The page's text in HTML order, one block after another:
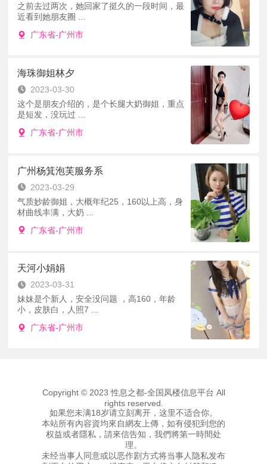
之前去过两次，她回家了挺久的一段时间，最
近看到她朋友圈 ...
广东省-广州市
海珠御姐林夕
2023-03-30
这个是朋友介绍的，是个长腿大奶御姐，重点
是短发，没玩过 ...
广东省-广州市
广州杨箕泡芙服务系
2023-03-29
气质妙龄御姐，大概年纪25，160以上高，身
材曲线丰满，大奶 ...
广东省-广州市
天河小娟娟
2023-03-31
妹妹是个新人，安全没问题 ，高160，年龄
小，皮肤白，人照7 ...
广东省-广州市
Copyright © 2023 性息之都-全国凤楼信息平台 All
rights reserved.
如果您未满18岁请立刻离开，这里不适合你。
本站所有內容資均來自網友上傳，如有侵犯到您的
权益或者隱私，請來信告知，我們將第一時間处
理。
未经当事人同意或以恶作剧方式将当事人隐私发布